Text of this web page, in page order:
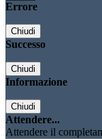
Errore
Chiudi
Successo
Chiudi
Informazione
Chiudi
Attendere...
Attendere il